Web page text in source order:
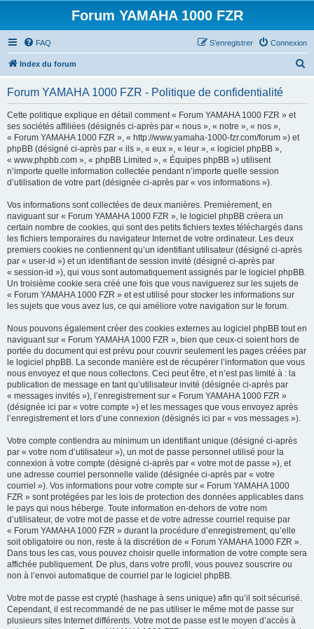
Forum YAMAHA 1000 FZR
FAQ Connexion
S’enregistrer
Index du forum
Forum YAMAHA 1000 FZR - Politique de confidentialité
Cette politique explique en détail comment « Forum YAMAHA 1000 FZR » et
ses sociétés affiliées (désignés ci-après par « nous », « notre », « nos »,
« Forum YAMAHA 1000 FZR », « http://www.yamaha-1000-fzr.com/forum ») et
phpBB (désigné ci-après par « ils », « eux », « leur », « logiciel phpBB »,
« www.phpbb.com », « phpBB Limited », « Équipes phpBB ») utilisent
n’importe quelle information collectée pendant n’importe quelle session
d’utilisation de votre part (désignée ci-après par « vos informations »).
Vos informations sont collectées de deux manières. Premièrement, en
naviguant sur « Forum YAMAHA 1000 FZR », le logiciel phpBB créera un
certain nombre de cookies, qui sont des petits fichiers textes téléchargés dans
les fichiers temporaires du navigateur Internet de votre ordinateur. Les deux
premiers cookies ne contiennent qu’un identifiant utilisateur (désigné ci-après
par « user-id ») et un identifiant de session invité (désigné ci-après par
« session-id »), qui vous sont automatiquement assignés par le logiciel phpBB.
Un troisième cookie sera créé une fois que vous naviguerez sur les sujets de
« Forum YAMAHA 1000 FZR » et est utilisé pour stocker les informations sur
les sujets que vous avez lus, ce qui améliore votre navigation sur le forum.
Nous pouvons également créer des cookies externes au logiciel phpBB tout en
naviguant sur « Forum YAMAHA 1000 FZR », bien que ceux-ci soient hors de
portée du document qui est prévu pour couvrir seulement les pages créées par
le logiciel phpBB. La seconde manière est de récupérer l’information que vous
nous envoyez et que nous collectons. Ceci peut être, et n’est pas limité à : la
publication de message en tant qu’utilisateur invité (désignée ci-après par
« messages invités »), l’enregistrement sur « Forum YAMAHA 1000 FZR »
(désignée ici par « votre compte ») et les messages que vous envoyez après
l’enregistrement et lors d’une connexion (désignés ici par « vos messages »).
Votre compte contiendra au minimum un identifiant unique (désigné ci-après
par « votre nom d’utilisateur »), un mot de passe personnel utilisé pour la
connexion à votre compte (désigné ci-après par « votre mot de passe »), et
une adresse courriel personnelle valide (désignée ci-après par « votre
courriel »). Vos informations pour votre compte sur « Forum YAMAHA 1000
FZR » sont protégées par les lois de protection des données applicables dans
le pays qui nous héberge. Toute information en-dehors de votre nom
d’utilisateur, de votre mot de passe et de votre adresse courriel requise par
« Forum YAMAHA 1000 FZR » durant la procédure d’enregistrement, qu’elle
soit obligatoire ou non, reste à la discrétion de « Forum YAMAHA 1000 FZR ».
Dans tous les cas, vous pouvez choisir quelle information de votre compte sera
affichée publiquement. De plus, dans votre profil, vous pouvez souscrire ou
non à l’envoi automatique de courriel par le logiciel phpBB.
Votre mot de passe est crypté (hashage à sens unique) afin qu’il soit sécurisé.
Cependant, il est recommandé de ne pas utiliser le même mot de passe sur
plusieurs sites Internet différents. Votre mot de passe est le moyen d’accès à